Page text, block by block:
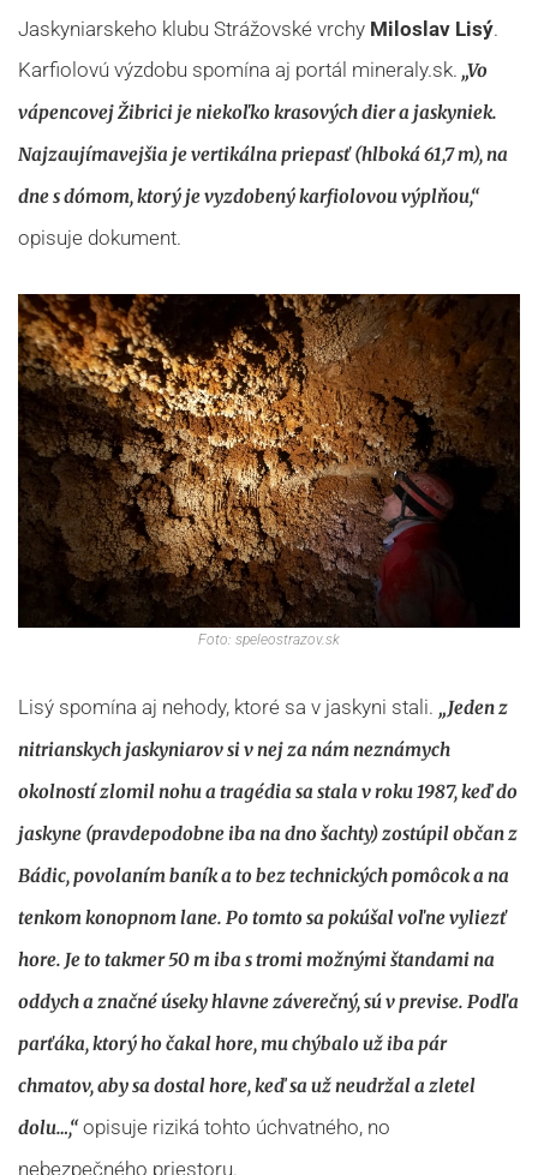
Jaskyniarskeho klubu Strážovské vrchy Miloslav Lisý.
Karfiolovú výzdobu spomína aj portál mineraly.sk. „Vo
vápencovej Žibrici je niekoľko krasových dier a jaskyniek.
Najzaujímavejšia je vertikálna priepasť (hlboká 61,7 m), na
dne s dómom, ktorý je vyzdobený karfiolovou výplňou,“
opisuje dokument.
Foto: speleostrazov.sk
Lisý spomína aj nehody, ktoré sa v jaskyni stali. „Jeden z
nitrianskych jaskyniarov si v nej za nám neznámych
okolností zlomil nohu a tragédia sa stala v roku 1987, keď do
jaskyne (pravdepodobne iba na dno šachty) zostúpil občan z
Bádic, povolaním baník a to bez technických pomôcok a na
tenkom konopnom lane. Po tomto sa pokúšal voľne vyliezť
hore. Je to takmer 50 m iba s tromi možnými štandami na
oddych a značné úseky hlavne záverečný, sú v previse. Podľa
parťáka, ktorý ho čakal hore, mu chýbalo už iba pár
chmatov, aby sa dostal hore, keď sa už neudržal a zletel
dolu…,“opisuje riziká tohto úchvatného, no
nebezpečného priestoru.